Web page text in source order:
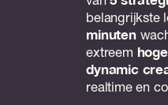
belangrijkste
minuten
extreem
dynamic
realtime en